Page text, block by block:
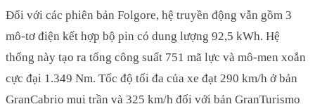
Đối với các phiên bản Folgore, hệ truyền động vẫn gồm 3
mô-tơ điện kết hợp bộ pin có dung lượng 92,5 kWh. Hệ
thống này tạo ra tổng công suất 751 mã lực và mô-men xoắn
cực đại 1.349 Nm. Tốc độ tối đa của xe đạt 290 km/h ở bản
GranCabrio mui trần và 325 km/h đối với bản GranTurismo